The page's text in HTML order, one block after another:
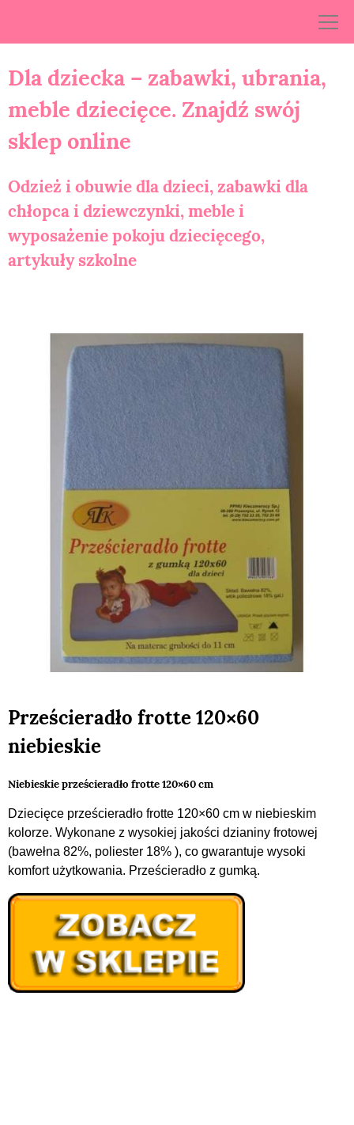
Dla dziecka – zabawki, ubrania,
meble dziecięce. Znajdź swój
sklep online
Odzież i obuwie dla dzieci, zabawki dla
chłopca i dziewczynki, meble i
wyposażenie pokoju dziecięcego,
artykuły szkolne
Prześcieradło frotte 120×60
niebieskie
Niebieskie prześcieradło frotte 120×60 cm
Dziecięce prześcieradło frotte 120×60 cm w niebieskim
kolorze. Wykonane z wysokiej jakości dzianiny frotowej
(bawełna 82%, poliester 18% ), co gwarantuje wysoki
komfort użytkowania. Prześcieradło z gumką.